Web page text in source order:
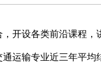
设各类前沿课程，
运输专业近三年平均